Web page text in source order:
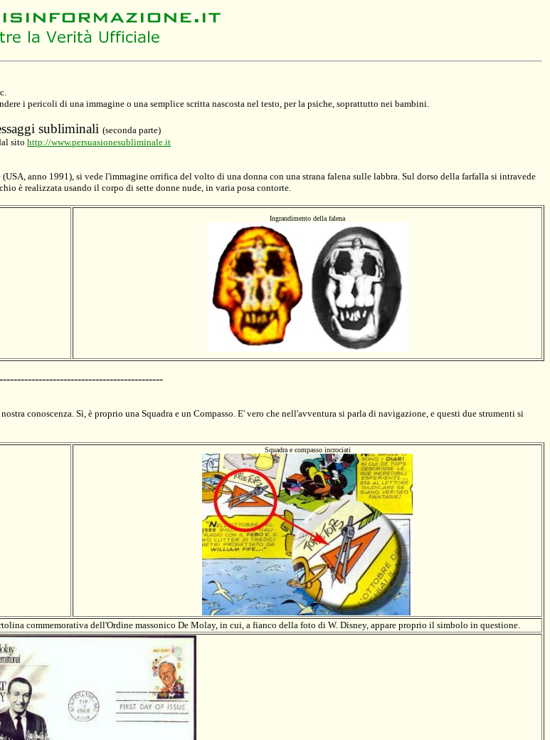
i pericoli di una immagine o una semplice scritta nascosta nel testo, per la psiche, soprattutto nei bambini.
subliminali (seconda parte)
sito http://www.persuasionesubliminale.it
anno 1991), si vede l'immagine orrifica del volto di una donna con una strana falena sulle labbra. Sul dorso della farfalla si intravede
è realizzata usando il corpo di sette donne nude, in varia posa contorte.
Ingrandimento della falena
conoscenza. Sì, è proprio una Squadra e un Compasso. E' vero che nell'avventura si parla di navigazione, e questi due strumenti si
Squadra e compasso incrociati
commemorativa dell'Ordine massonico De Molay, in cui, a fianco della foto di W. Disney, appare proprio il simbolo in questione.